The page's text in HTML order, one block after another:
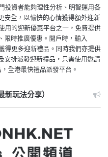
投資者能夠理性分析、明智運用各
安全，以愉快的心情獲得額外迎新
用的迎新優惠平台之一，免費提供
限時推廣優惠。開戶時，輸入
得更多迎新禮品。同時我們亦提供
排派發迎新禮品，只需使用邀請
全港最快禮品派發平台。
玩法分享）